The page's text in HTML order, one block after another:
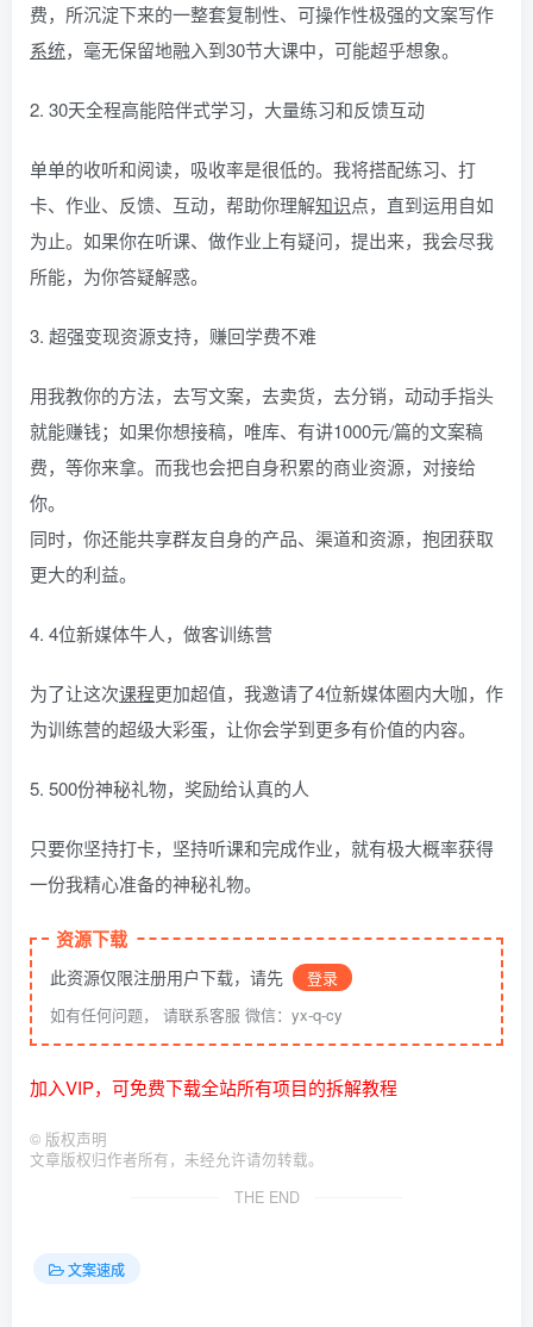
费，所沉淀下来的一整套复制性、可操作性极强的文案写作
系统，毫无保留地融入到30节大课中，可能超乎想象。
2. 30天全程高能陪伴式学习，大量练习和反馈互动
单单的收听和阅读，吸收率是很低的。我将搭配练习、打
卡、作业、反馈、互动，帮助你理解知识点，直到运用自如
为止。如果你在听课、做作业上有疑问，提出来，我会尽我
所能，为你答疑解惑。
3. 超强变现资源支持，赚回学费不难
用我教你的方法，去写文案，去卖货，去分销，动动手指头
就能赚钱；如果你想接稿，唯库、有讲1000元/篇的文案稿
费，等你来拿。而我也会把自身积累的商业资源，对接给
你。
同时，你还能共享群友自身的产品、渠道和资源，抱团获取
更大的利益。
4. 4位新媒体牛人，做客训练营
为了让这次课程更加超值，我邀请了4位新媒体圈内大咖，作
为训练营的超级大彩蛋，让你会学到更多有价值的内容。
5. 500份神秘礼物，奖励给认真的人
只要你坚持打卡，坚持听课和完成作业，就有极大概率获得
一份我精心准备的神秘礼物。
资源下载
此资源仅限注册用户下载，请先
登录
如有任何问题， 请联系客服 微信：yx-q-cy
加入VIP，可免费下载全站所有项目的拆解教程
© 版权声明
文章版权归作者所有，未经允许请勿转载。
THE END
文案速成